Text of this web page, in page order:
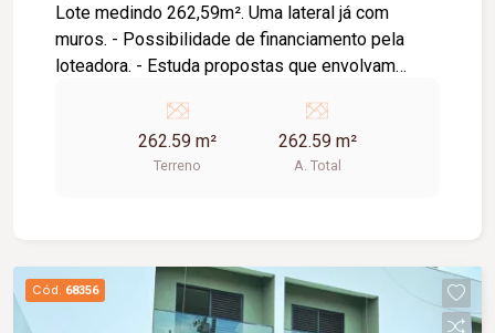
Lote medindo 262,59m². Uma lateral já com
muros. - Possibilidade de financiamento pela
loteadora. - Estuda propostas que envolvam
262.59 m²
Terreno
262.59 m²
A. Total
Cód. 68356